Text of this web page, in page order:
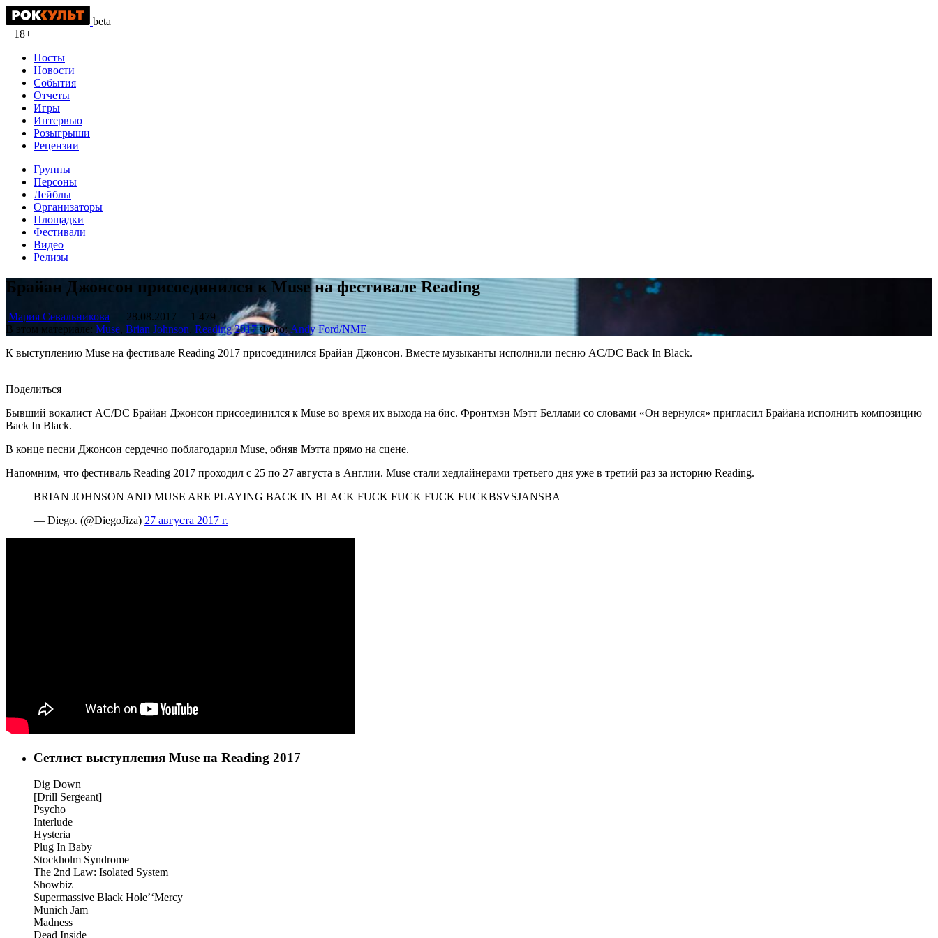
beta
18+
Посты
Новости
События
Отчеты
Игры
Интервью
Розыгрыши
Рецензии
Группы
Персоны
Лейблы
Организаторы
Площадки
Фестивали
Видео
Релизы
Брайан Джонсон присоединился к Muse на фестивале Reading
Мария Севальникова 28.08.2017
1 479
В этом материале: Muse, Brian Johnson, Reading 2017 Фото: Andy Ford/NME
К выступлению Muse на фестивале Reading 2017 присоединился Брайан Джонсон. Вместе музыканты исполнили песню AC/DC Back In Black.
Поделиться
Бывший вокалист AC/DC Брайан Джонсон присоединился к Muse во время их выхода на бис. Фронтмэн Мэтт Беллами со словами «Он вернулся» пригласил Брайана исполнить композицию
Back In Black.
В конце песни Джонсон сердечно поблагодарил Muse, обняв Мэтта прямо на сцене.
Напомним, что фестиваль Reading 2017 проходил с 25 по 27 августа в Англии. Muse стали хедлайнерами третьего дня уже в третий раз за историю Reading.
BRIAN JOHNSON AND MUSE ARE PLAYING BACK IN BLACK FUCK FUCK FUCK FUCKBSVSJANSBA
— Diego. (@DiegoJiza) 27 августа 2017 г.
Сетлист выступления Muse на Reading 2017
Dig Down
[Drill Sergeant]
Psycho
Interlude
Hysteria
Plug In Baby
Stockholm Syndrome
The 2nd Law: Isolated System
Showbiz
Supermassive Black Hole’‘Mercy
Munich Jam
Madness
Dead Inside